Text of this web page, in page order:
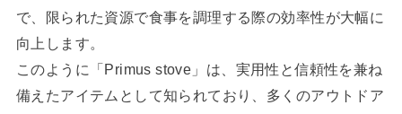
で、限られた資源で食事を調理する際の効率性が大幅に
向上します。
このように「Primus stove」は、実用性と信頼性を兼ね
備えたアイテムとして知られており、多くのアウトドア